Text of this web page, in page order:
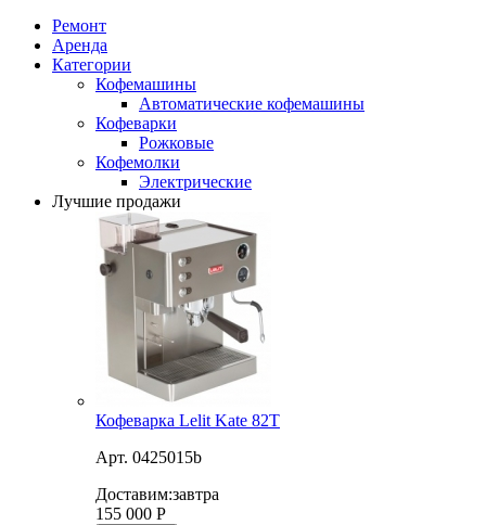
Ремонт
Аренда
Категории
Кофемашины
Автоматические кофемашины
Кофеварки
Рожковые
Кофемолки
Электрические
Лучшие продажи
Кофеварка Lelit Kate 82T
Арт. 0425015b
Доставим:завтра
155 000 Р